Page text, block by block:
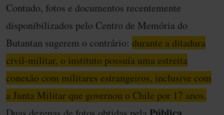
Contudo, fotos e documentos recentemente
disponibilizados pelo Centro de Memória do
Butantan sugerem o contrário: durante a ditadura
civil-militar, o instituto possuía uma estreita
conexão com militares estrangeiros, inclusive com
a Junta Militar que governou o Chile por 17 anos.